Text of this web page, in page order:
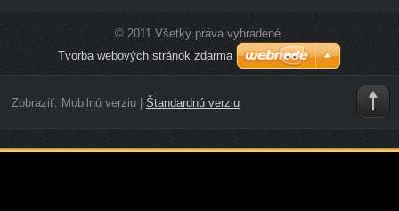
© 2011 Všetky práva vyhradené.
Tvorba webových stránok zdarma
Zobraziť: Mobilnú verziu| Štandardnú verziu